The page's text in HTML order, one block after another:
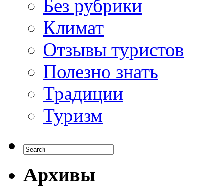
Без рубрики
Климат
Отзывы туристов
Полезно знать
Традиции
Туризм
Архивы